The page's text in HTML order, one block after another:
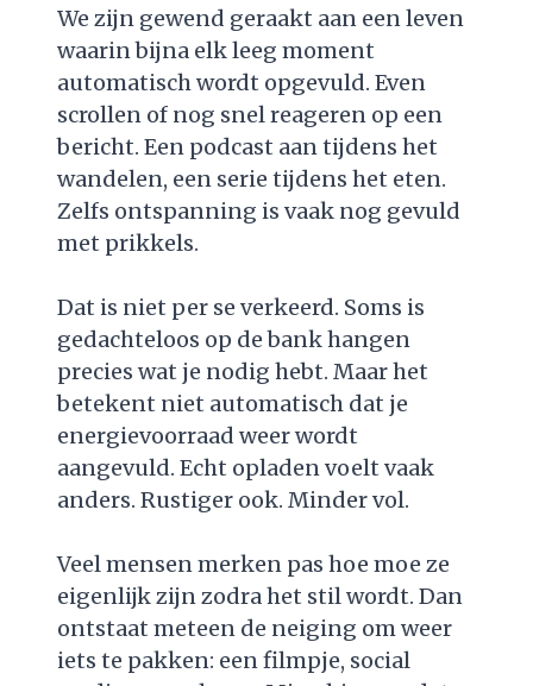
We zijn gewend geraakt aan een leven
waarin bijna elk leeg moment
automatisch wordt opgevuld. Even
scrollen of nog snel reageren op een
bericht. Een podcast aan tijdens het
wandelen, een serie tijdens het eten.
Zelfs ontspanning is vaak nog gevuld
met prikkels.
Dat is niet per se verkeerd. Soms is
gedachteloos op de bank hangen
precies wat je nodig hebt. Maar het
betekent niet automatisch dat je
energievoorraad weer wordt
aangevuld. Echt opladen voelt vaak
anders. Rustiger ook. Minder vol.
Veel mensen merken pas hoe moe ze
eigenlijk zijn zodra het stil wordt. Dan
ontstaat meteen de neiging om weer
iets te pakken: een filmpje, social